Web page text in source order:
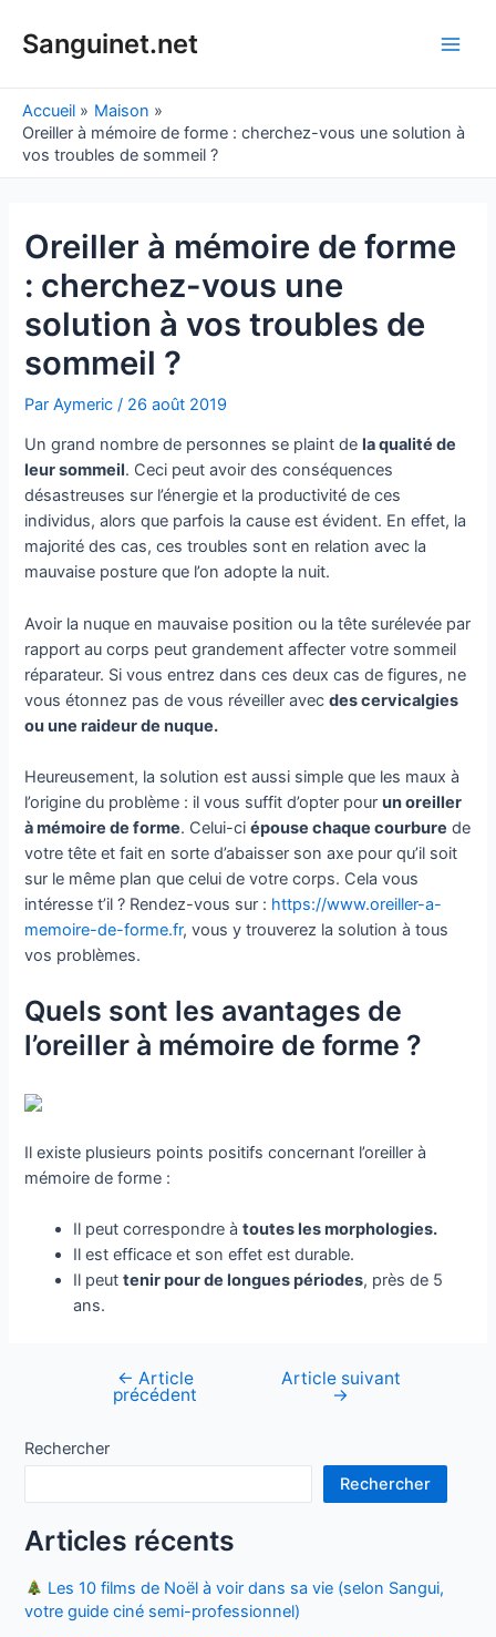
Sanguinet.net
Accueil
Maison
Oreiller à mémoire de forme : cherchez-vous une solution à
vos troubles de sommeil ?
Oreiller à mémoire de forme
: cherchez-vous une
solution à vos troubles de
sommeil ?
ParAymeric/ 26 août 2019
Un grand nombre de personnes se plaint de la qualité de
leur sommeil. Ceci peut avoir des conséquences
désastreuses sur l’énergie et la productivité de ces
individus, alors que parfois la cause est évident. En effet, la
majorité des cas, ces troubles sont en relation avec la
mauvaise posture que l’on adopte la nuit.
Avoir la nuque en mauvaise position ou la tête surélevée par
rapport au corps peut grandement affecter votre sommeil
réparateur. Si vous entrez dans ces deux cas de figures, ne
vous étonnez pas de vous réveiller avecdes cervicalgies
ou une raideur de nuque.
Heureusement, la solution est aussi simple que les maux à
l’origine du problème : il vous suffit d’opter pourun oreiller
à mémoire de forme. Celui-ciépouse chaque courbure de
votre tête et fait en sorte d’abaisser son axe pour qu’il soit
sur le même plan que celui de votre corps. Cela vous
intéresse t’il ? Rendez-vous sur : https://www.oreiller-a-
memoire-de-forme.fr, vous y trouverez la solution à tous
vos problèmes.
Quels sont les avantages de
l’oreiller à mémoire de forme ?
Il existe plusieurs points positifs concernant l’oreiller à
mémoire de forme :
Il peut correspondre àtoutes les morphologies.
Il est efficace et son effet est durable.
Il peuttenir pourde longues périodes, près de 5
ans.
Navigation
← Article
précédent
Article suivant
→
Rechercher
Rechercher
Articles récents
Les 10 films de Noël à voir dans sa vie (selon Sangui,
votre guide ciné semi-professionnel)